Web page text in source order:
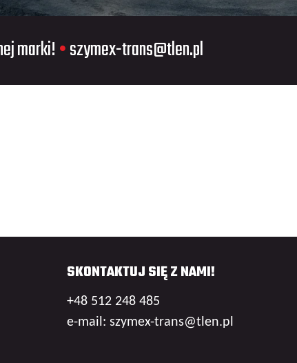
marki!•szymex-trans@tlen.pl
SKONTAKTUJ SIĘ Z NAMI!
+48 512 248 485
e-mail: szymex-trans@tlen.pl